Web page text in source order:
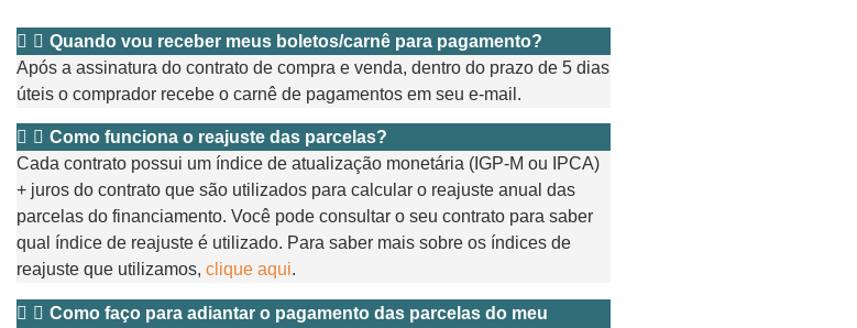
Quando vou receber meus boletos/carnê para pagamento?
Após a assinatura do contrato de compra e venda, dentro do prazo de 5 dias
úteis o comprador recebe o carnê de pagamentos em seu e-mail.
Como funciona o reajuste das parcelas?
Cada contrato possui um índice de atualização monetária (IGP-M ou IPCA)
+ juros do contrato que são utilizados para calcular o reajuste anual das
parcelas do financiamento. Você pode consultar o seu contrato para saber
qual índice de reajuste é utilizado. Para saber mais sobre os índices de
reajuste que utilizamos, clique aqui.
Como faço para adiantar o pagamento das parcelas do meu